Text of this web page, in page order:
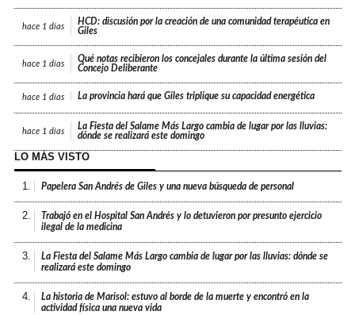
hace 1 días
HCD: discusión por la creación de una comunidad terapéutica en
Giles
hace 1 días
Qué notas recibieron los concejales durante la última sesión del
Concejo Deliberante
hace 1 días La provincia hará que Giles triplique su capacidad energética
hace 1 días
La Fiesta del Salame Más Largo cambia de lugar por las lluvias:
dónde se realizará este domingo
LO MÁS VISTO
1. Papelera San Andrés de Giles y una nueva búsqueda de personal
2.
Trabajó en el Hospital San Andrés y lo detuvieron por presunto ejercicio
ilegal de la medicina
3.
La Fiesta del Salame Más Largo cambia de lugar por las lluvias: dónde se
realizará este domingo
4.
La historia de Marisol: estuvo al borde de la muerte y encontró en la
actividad física una nueva vida